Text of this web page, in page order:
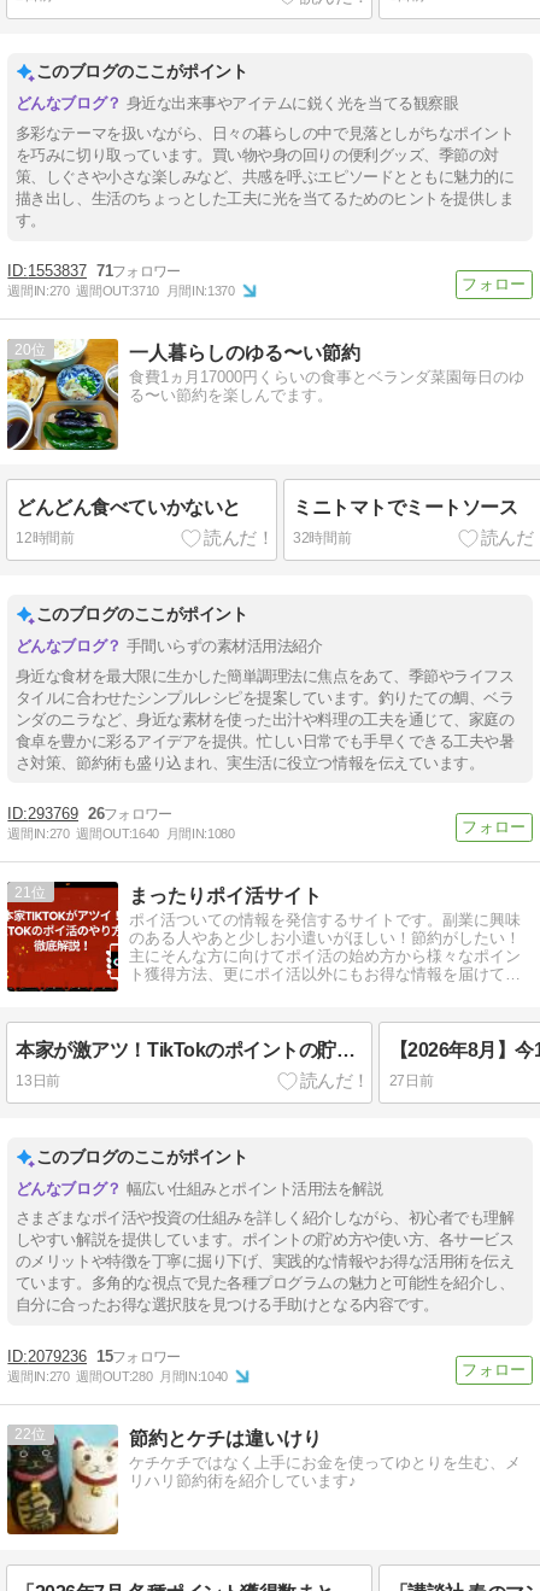
このブログのここがポイント
身近な出来事やアイテムに鋭く光を当てる観察眼
多彩なテーマを扱いながら、日々の暮らしの中で見落としがちなポイント
を巧みに切り取っています。買い物や身の回りの便利グッズ、季節の対
策、しぐさや小さな楽しみなど、共感を呼ぶエピソードとともに魅力的に
描き出し、生活のちょっとした工夫に光を当てるためのヒントを提供しま
す。
1553837 71
週間IN:270 週間OUT:3710 月間IN:1370
20 一人暮らしのゆる〜い節約
食費1ヵ月17000円くらいの食事とベランダ菜園毎日のゆ
る〜い節約を楽しんでます。
どんどん食べていかないと
12時間前
ミニトマトでミートソース
32時間前
このブログのここがポイント
手間いらずの素材活用法紹介
身近な食材を最大限に生かした簡単調理法に焦点をあて、季節やライフス
タイルに合わせたシンプルレシピを提案しています。釣りたての鯛、ベラ
ンダのニラなど、身近な素材を使った出汁や料理の工夫を通じて、家庭の
食卓を豊かに彩るアイデアを提供。忙しい日常でも手早くできる工夫や暑
さ対策、節約術も盛り込まれ、実生活に役立つ情報を伝えています。
293769 26
週間IN:270 週間OUT:1640 月間IN:1080
21 まったりポイ活サイト
ポイ活ついての情報を発信するサイトです。副業に興味
のある人やあと少しお小遣いがほしい！節約がしたい！
主にそんな方に向けてポイ活の始め方から様々なポイン
ト獲得方法、更にポイ活以外にもお得な情報を届けてい
本家が激アツ！TikTokのポイントの貯め方を徹底解説！
13日前 27日前
このブログのここがポイント
幅広い仕組みとポイント活用法を解説
さまざまなポイ活や投資の仕組みを詳しく紹介しながら、初心者でも理解
しやすい解説を提供しています。ポイントの貯め方や使い方、各サービス
のメリットや特徴を丁寧に掘り下げ、実践的な情報やお得な活用術を伝え
ています。多角的な視点で見た各種プログラムの魅力と可能性を紹介し、
自分に合ったお得な選択肢を見つける手助けとなる内容です。
2079236 15
週間IN:270 週間OUT:280 月間IN:1040
22 節約とケチは違いけり
ケチケチではなく上手にお金を使ってゆとりを生む、メ
リハリ節約術を紹介しています♪